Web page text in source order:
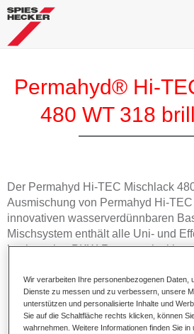
Permahyd® Hi-
480 WT 318
Der Permahyd Hi-TEC Mischlack
Ausmischung von Permahyd Hi-
innovativen wasserverdünnbaren
Mischsystem enthält alle Uni- und
hochwertige PKW-
Produktmerkmale
Einfach und schnell zu
Bietet eine hohe
Effektausrichtung.
Wir verarbeiten Ihre personenbezogenen Daten,
Dienste zu messen und zu verbessern, unsere
unterstützen und personalisierte Inhalte und
Sie auf die Schaltfläche rechts klicken, können
wahrnehmen. Weitere Informationen finden Sie in